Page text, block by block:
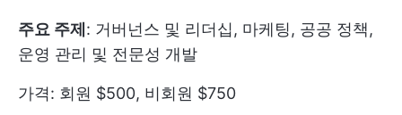
주요 주제: 거버넌스 및 리더십, 마케팅, 공공 정책,
운영 관리 및 전문성 개발
가격: 회원 $500, 비회원 $750